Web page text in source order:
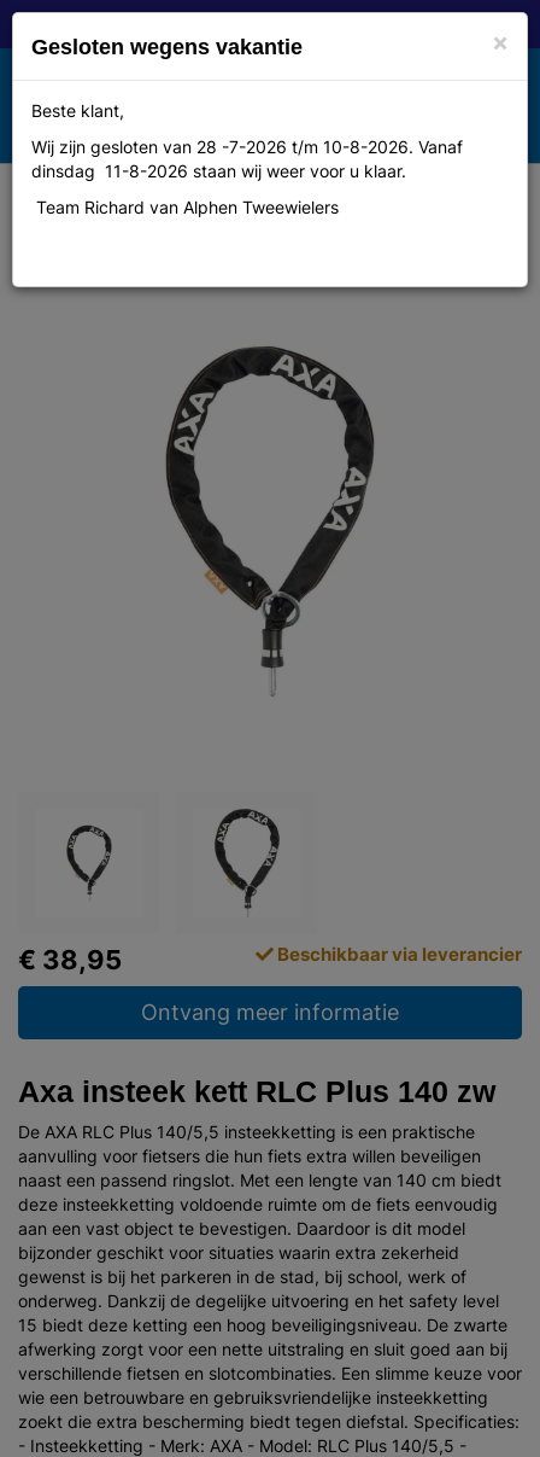
Toggle
navigation
MENU
Axa insteek kett RLC Plus 140 zw
€ 38,95 Beschikbaar via leverancier
Ontvang meer informatie
Axa insteek kett RLC Plus 140 zw
De AXA RLC Plus 140/5,5 insteekketting is een praktische
aanvulling voor fietsers die hun fiets extra willen beveiligen
naast een passend ringslot. Met een lengte van 140 cm biedt
deze insteekketting voldoende ruimte om de fiets eenvoudig
aan een vast object te bevestigen. Daardoor is dit model
bijzonder geschikt voor situaties waarin extra zekerheid
gewenst is bij het parkeren in de stad, bij school, werk of
onderweg. Dankzij de degelijke uitvoering en het safety level
15 biedt deze ketting een hoog beveiligingsniveau. De zwarte
afwerking zorgt voor een nette uitstraling en sluit goed aan bij
verschillende fietsen en slotcombinaties. Een slimme keuze voor
wie een betrouwbare en gebruiksvriendelijke insteekketting
zoekt die extra bescherming biedt tegen diefstal. Specificaties:
- Insteekketting - Merk: AXA - Model: RLC Plus 140/5,5 -
×
Gesloten wegens vakantie
Beste klant,
Wij zijn gesloten van 28 -7-2026 t/m 10-8-2026. Vanaf
dinsdag 11-8-2026 staan wij weer voor u klaar.
Team Richard van Alphen Tweewielers